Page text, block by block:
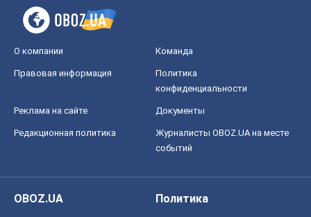
О компании Команда
Правовая информация
Политика
конфиденциальности
Реклама на сайте Документы
Редакционная политика
Журналисты OBOZ.UA на месте
событий
OBOZ.UA
Политика